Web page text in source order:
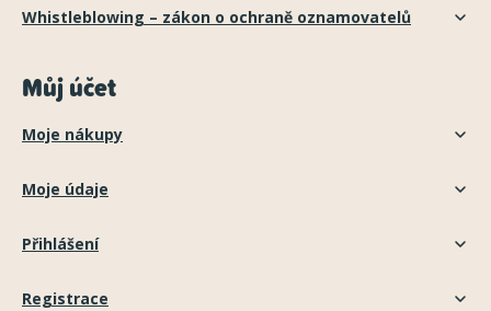
Whistleblowing – zákon o ochraně oznamovatelů
Můj účet
Moje nákupy
Moje údaje
Přihlášení
Registrace